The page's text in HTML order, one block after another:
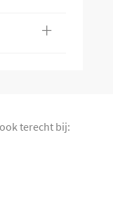
+
terecht bij: